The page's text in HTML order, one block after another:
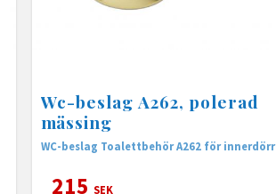
Wc-beslag A262, polerad
mässing
WC-beslag Toalettbehör A262 för innerdörr
215 SEK